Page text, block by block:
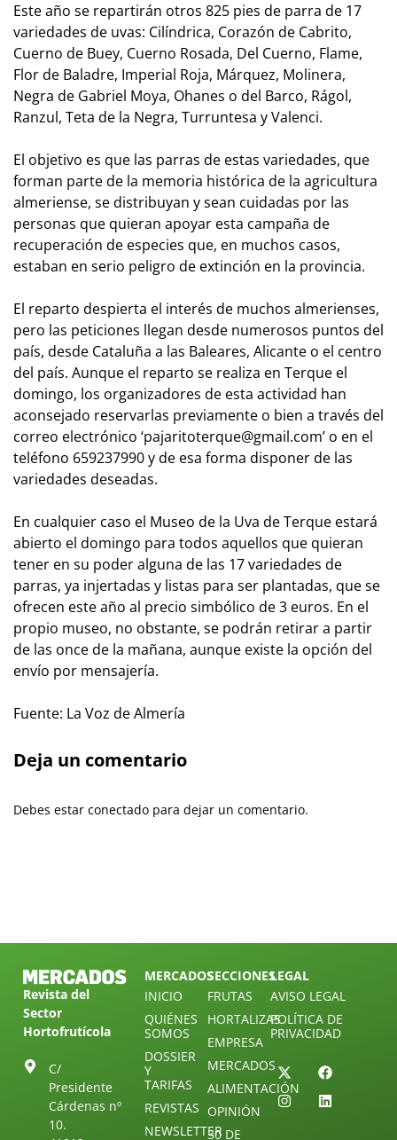
Este año se repartirán otros 825 pies de parra de 17
variedades de uvas: Cilíndrica, Corazón de Cabrito,
Cuerno de Buey, Cuerno Rosada, Del Cuerno, Flame,
Flor de Baladre, Imperial Roja, Márquez, Molinera,
Negra de Gabriel Moya, Ohanes o del Barco, Rágol,
Ranzul, Teta de la Negra, Turruntesa y Valenci.
El objetivo es que las parras de estas variedades, que
forman parte de la memoria histórica de la agricultura
almeriense, se distribuyan y sean cuidadas por las
personas que quieran apoyar esta campaña de
recuperación de especies que, en muchos casos,
estaban en serio peligro de extinción en la provincia.
El reparto despierta el interés de muchos almerienses,
pero las peticiones llegan desde numerosos puntos del
país, desde Cataluña a las Baleares, Alicante o el centro
del país. Aunque el reparto se realiza en Terque el
domingo, los organizadores de esta actividad han
aconsejado reservarlas previamente o bien a través del
correo electrónico ‘pajaritoterque@gmail.com’ o en el
teléfono 659237990 y de esa forma disponer de las
variedades deseadas.
En cualquier caso el Museo de la Uva de Terque estará
abierto el domingo para todos aquellos que quieran
tener en su poder alguna de las 17 variedades de
parras, ya injertadas y listas para ser plantadas, que se
ofrecen este año al precio simbólico de 3 euros. En el
propio museo, no obstante, se podrán retirar a partir
de las once de la mañana, aunque existe la opción del
envío por mensajería.
Fuente: La Voz de Almería
Deja un comentario
Debes estar conectado para dejar un comentario.
Revista del
Sector
Hortofrutícola
C/
Presidente
Cárdenas nº
10.
MERCADOS
INICIO
QUIÉNES
SOMOS
DOSSIER
Y
TARIFAS
REVISTAS
NEWSLETTER
SECCIONES
FRUTAS
HORTALIZAS
EMPRESA
MERCADOS
ALIMENTACIÓN
OPINIÓN
30 DE
LEGAL
AVISO LEGAL
POLÍTICA DE
PRIVACIDAD